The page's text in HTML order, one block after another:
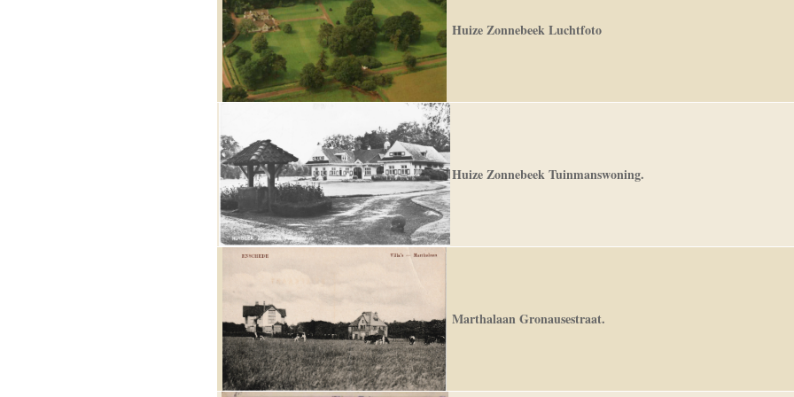
Huize Zonnebeek Luchtfoto
Huize Zonnebeek Tuinmanswoning.
Marthalaan Gronausestraat.